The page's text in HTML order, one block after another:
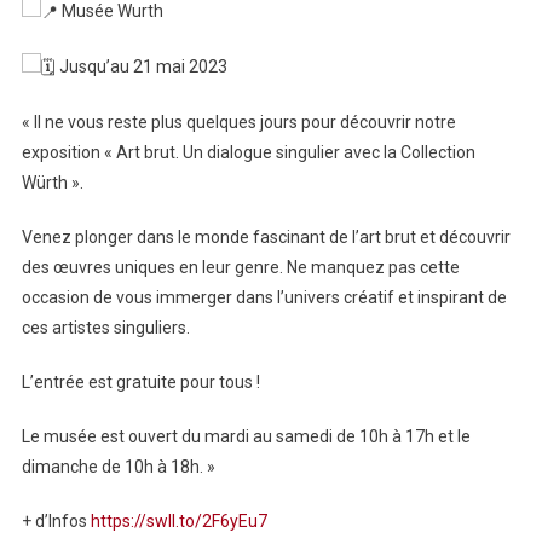
Collection
Würth
Musée Wurth
Jusqu’au 21 mai 2023
« Il ne vous reste plus quelques jours pour découvrir notre
exposition « Art brut. Un dialogue singulier avec la Collection
Würth ».
Venez plonger dans le monde fascinant de l’art brut et découvrir
des œuvres uniques en leur genre. Ne manquez pas cette
occasion de vous immerger dans l’univers créatif et inspirant de
ces artistes singuliers.
L’entrée est gratuite pour tous !
Le musée est ouvert du mardi au samedi de 10h à 17h et le
dimanche de 10h à 18h. »
+ d’Infos https://swll.to/2F6yEu7